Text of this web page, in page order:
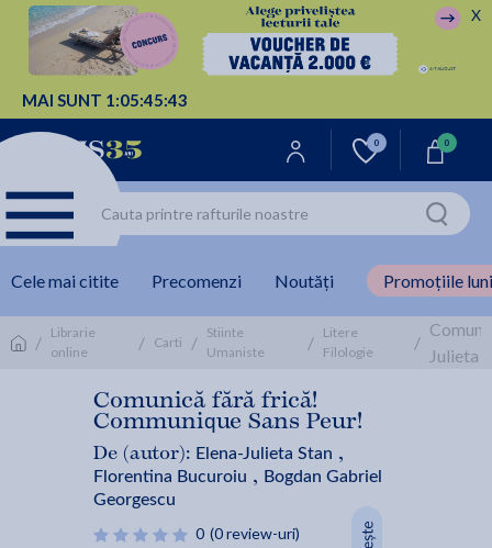
MAI SUNT 1:05:45:43
X
0 0
Cele mai citite Precomenzi Noutăți Promoțiile
/ Librarie
online
/ Carti / Stiinte
Umaniste
/
Litere
Filologie
/
Julieta
Comunică fără frică!
Communique Sans Peur!
De (autor): Elena-Julieta Stan ,
Florentina Bucuroiu , Bogdan Gabriel
Georgescu
0 (0 review-uri)